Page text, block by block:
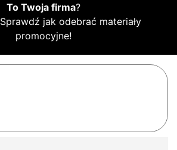
To Twoja firma?
Sprawdź jak odebrać materiały
promocyjne!